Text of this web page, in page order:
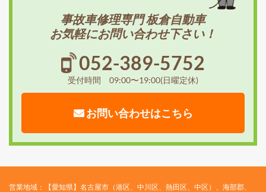
事故車修理専門 板倉自動車
お気軽にお問い合わせ下さい！
052-389-5752
受付時間 09:00〜19:00(日曜定休)
お問い合わせはこちら
営業地域：【愛知県】名古屋市（港区、中川区、熱田区、中区）、海部郡、